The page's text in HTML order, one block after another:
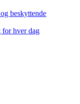
beskyttende
hver dag